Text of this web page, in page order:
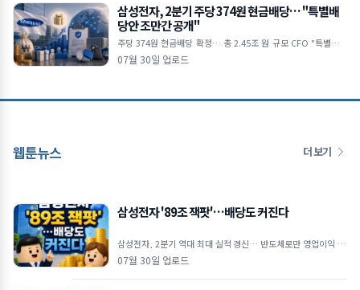
삼성전자, 2분기 주당 374원 현금배당… "특별배
당안 조만간 공개"
주당 374원 현금배당 확정… 총 2.45조 원 규모 CFO "특별배당
포함 주주환원안 신속히 발표할 것" 미국 ADR 상장설엔 선 그어…
07월 30일 업로드
웹툰뉴스 더 보기
삼성전자 '89조 잭팟'…배당도 커진다
삼성전자, 2분기 역대 최대 실적 경신… 반도체로만 영업이익 89
조 원 역대 최대 실적 달성: 삼성전자는 2026년 2
07월 30일 업로드